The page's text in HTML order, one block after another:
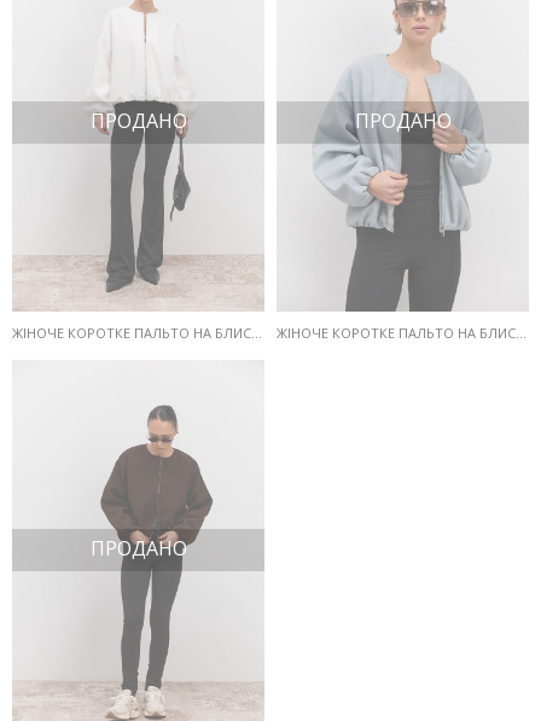
ПРОДАНО ПРОДАНО
ПРОДАНО